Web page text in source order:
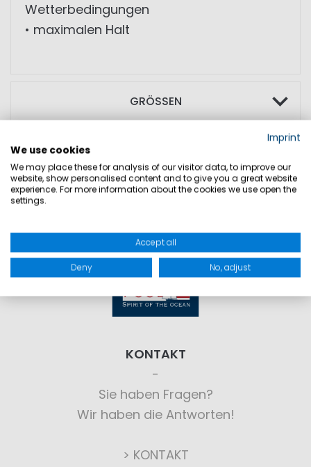
Wetterbedingungen
• maximalen Halt
GRÖSSEN
KONTAKT
Sie haben Fragen?
Wir haben die Antworten!
> KONTAKT
Imprint
We use cookies
We may place these for analysis of our visitor data, to improve our
website, show personalised content and to give you a great website
experience. For more information about the cookies we use open the
settings.
Accept all
Deny No, adjust